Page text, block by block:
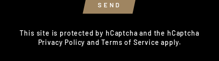
SEND
This site is protected by hCaptcha and the hCaptcha
Privacy Policy andTerms of Service apply.